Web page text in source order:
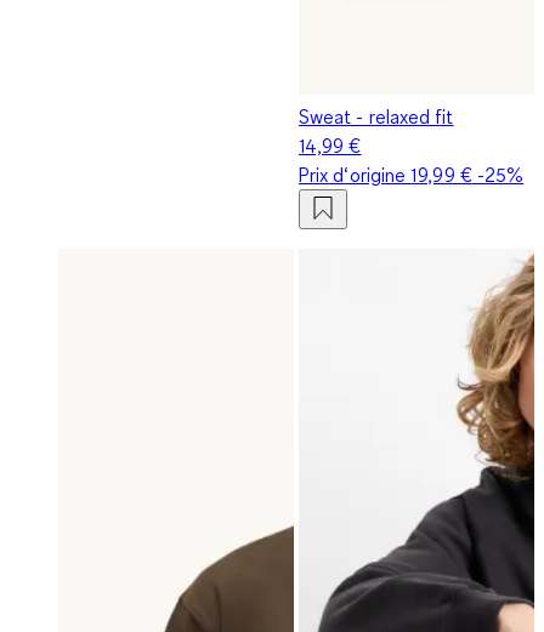
Sweat - relaxed fit
14,99 €
Prix d‘origine19,99 €-25%